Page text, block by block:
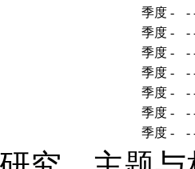
季度 - -
季度 - -
季度 - -
季度 - -
季度 - -
季度 - -
季度 - -